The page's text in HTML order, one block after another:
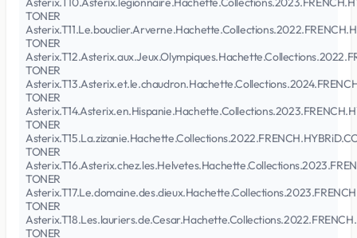
TONER
TONER
TONER
TONER
TONER
TONER
TONER
TONER
TONER